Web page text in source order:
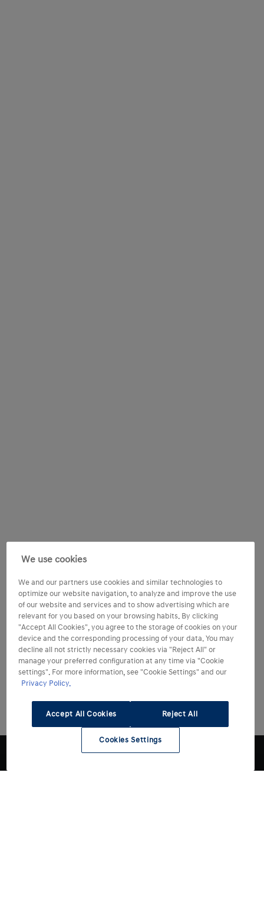
We use cookies
We and our partners use cookies and similar technologies to
optimize our website navigation, to analyze and improve the use
of our website and services and to show advertising which are
relevant for you based on your browsing habits. By clicking
"Accept All Cookies", you agree to the storage of cookies on your
device and the corresponding processing of your data. You may
decline all not strictly necessary cookies via "Reject All" or
manage your preferred configuration at any time via "Cookie
settings". For more information, see "Cookie Settings" and our
Privacy Policy.
Accept All Cookies Reject All
Cookies Settings